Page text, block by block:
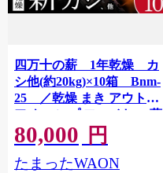
四万十の薪 1年乾燥 カ
シ他(約20kg)×10箱 Bnm-
25 ／乾燥 まき アウトド
ア キャンプ ファイヤー 薪
ストーブ焚き火 焚火 森林
林業 サウナ
80,000 円
たまったWAON